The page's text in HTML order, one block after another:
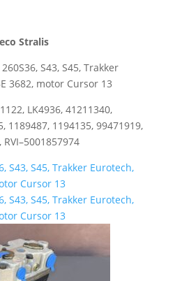
Stralis
S43, S45, Trakker
3682, motor Cursor 13
LK4936, 41211340,
1189487, 1194135, 99471919,